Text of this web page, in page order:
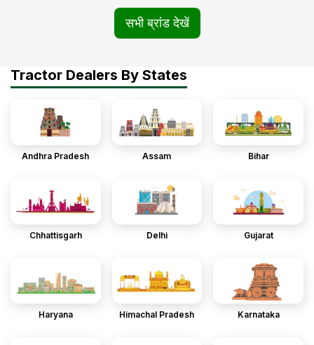
सभी ब्रांड देखें
Tractor Dealers By States
Andhra Pradesh Assam Bihar
Chhattisgarh Delhi Gujarat
Haryana Himachal Pradesh Karnataka